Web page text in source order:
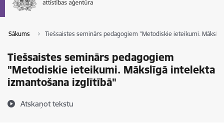
Sākums Tiešsaistes seminārs pedagogiem "Metodiskie ieteikumi.
Tiešsaistes seminārs pedagogiem
"Metodiskie ieteikumi. Mākslīgā intelekta
izmantošana izglītībā"
Atskaņot tekstu